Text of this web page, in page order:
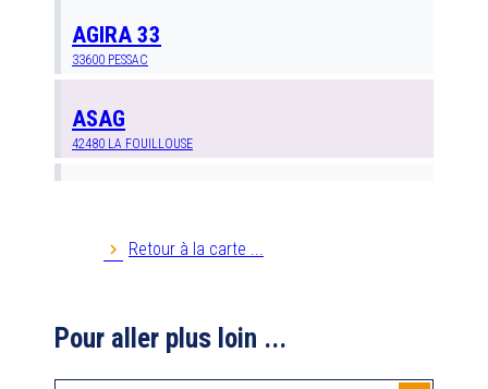
AGIRA 33
33600 PESSAC
ASAG
42480 LA FOUILLOUSE
Anim PA 35
35000 Rennes
Retour à la carte ...
Pour aller plus loin ...